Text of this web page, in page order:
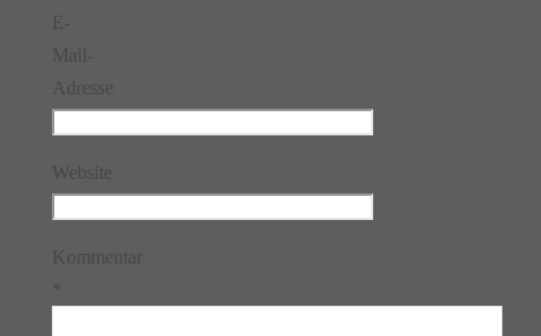
E-
Mail-
Adresse
Website
Kommentar